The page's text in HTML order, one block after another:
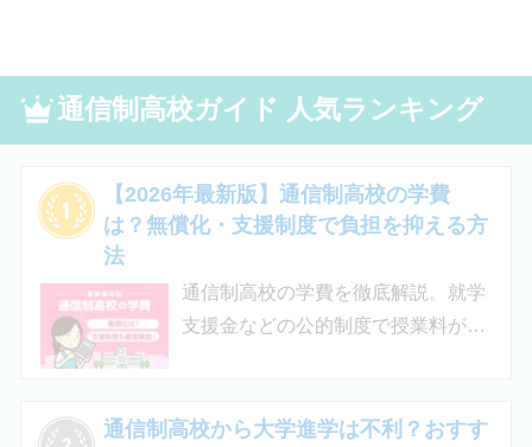
通信制高校ガイド 人気ランキング
【2026年最新版】通信制高校の学費
は？無償化・支援制度で負担を抑える方
法
通信制高校の学費を徹底解説。就学
支援金などの公的制度で授業料が実
目安、申請時の注意点などをわかり
通信制高校から大学進学は不利？おすす